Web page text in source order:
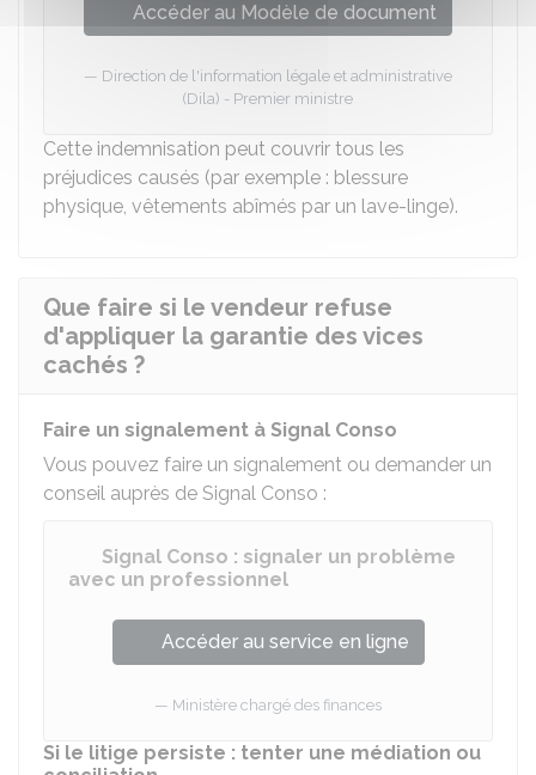
Accéder au Modèle de document
Direction de l'information légale et administrative
(Dila) - Premier ministre
Cette indemnisation peut couvrir tous les
préjudices causés (par exemple : blessure
physique, vêtements abîmés par un lave-linge).
Que faire si le vendeur refuse
d'appliquer la garantie des vices
cachés ?
Faire un signalement à Signal Conso
Vous pouvez faire un signalement ou demander un
conseil auprès de Signal Conso :
Signal Conso : signaler un problème
avec un professionnel
Accéder au service en ligne
Ministère chargé des finances
Si le litige persiste : tenter une médiation ou